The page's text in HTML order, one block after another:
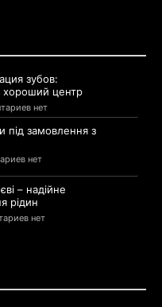
зубов:
хороший центр
нет
під замовлення з
нет
– надійне
рідин
нет